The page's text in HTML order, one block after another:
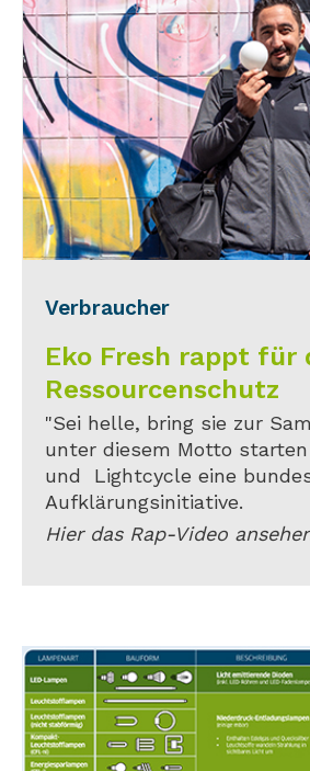
Verbraucher
Eko Fresh rappt für
Ressourcenschutz
"Sei helle, bring sie zur
unter diesem Motto starten
und Lightcycle eine
Aufklärungsinitiative.
Hier das Rap-Video